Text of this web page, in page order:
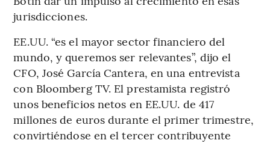
jurisdicciones.
EE.UU. “es el mayor sector financiero del
mundo, y queremos ser relevantes”, dijo el
CFO, José García Cantera, en una entrevista
con Bloomberg TV. El prestamista registró
unos beneficios netos en EE.UU. de 417
millones de euros durante el primer trimestre,
convirtiéndose en el tercer contribuyente